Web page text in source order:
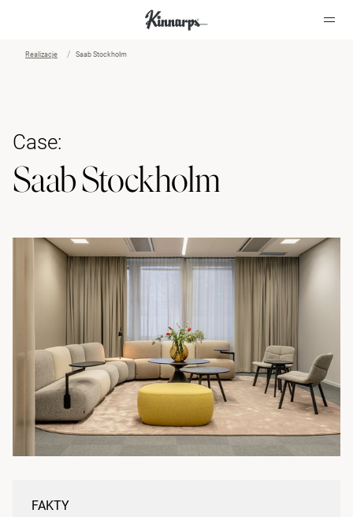
Realizacje Saab Stockholm
Case:
Saab Stockholm
FAKTY